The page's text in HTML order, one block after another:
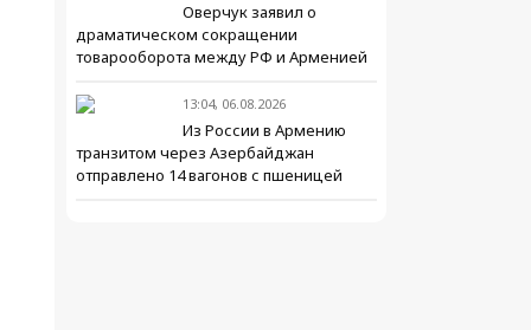
Оверчук заявил о
драматическом сокращении
товарооборота между РФ и Арменией
13:04, 06.08.2026
Из России в Армению
транзитом через Азербайджан
отправлено 14 вагонов с пшеницей